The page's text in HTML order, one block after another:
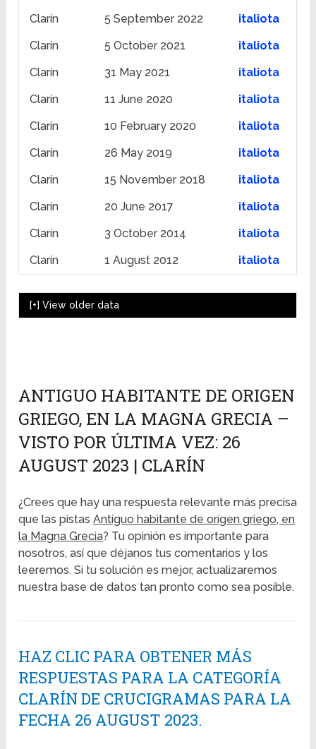
Clarín
5 September 2022
italiota
Clarín
5 October 2021
italiota
Clarín
31 May 2021
italiota
Clarín
11 June 2020
italiota
Clarín
10 February 2020
italiota
Clarín
26 May 2019
italiota
Clarín
15 November 2018
italiota
Clarín
20 June 2017
italiota
Clarín
3 October 2014
italiota
Clarín
1 August 2012 italiota
[+]View older data
ANTIGUO HABITANTE DE ORIGEN
GRIEGO, EN LA MAGNA GRECIA –
VISTO POR ÚLTIMA VEZ: 26
AUGUST 2023 | CLARÍN
¿Crees que hay una respuesta relevante más precisa
que las pistasAntiguo habitante de origen griego, en
la Magna Grecia? Tu opinión es importante para
nosotros, así que déjanos tus comentarios y los
leeremos. Si tu solución es mejor, actualizaremos
nuestra base de datos tan pronto como sea posible.
HAZ CLIC PARA OBTENER MÁS
RESPUESTAS PARA LA CATEGORÍA
CLARÍN DE CRUCIGRAMAS PARA LA
FECHA 26 AUGUST 2023.